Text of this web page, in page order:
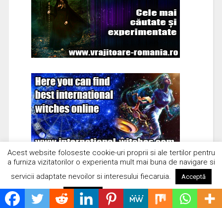
Acest website foloseste cookie-uri proprii si ale tertilor pentru
a furniza vizitatorilor o experienta mult mai buna de navigare si
servicii adaptate nevoilor si interesului fiecaruia.
Acceptă
Respinge Citește mai mult